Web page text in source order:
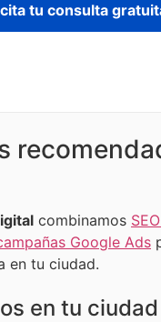
tu consulta
combinamos
Google Ads
en tu ciudad.
en tu ciudad